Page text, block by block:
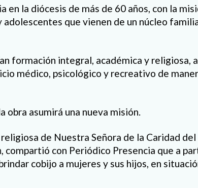
en la diócesis de más de 60 años, con la
adolescentes que vienen de un núcleo
formación integral, académica y religiosa,
médico, psicológico y recreativo de
obra asumirá una nueva misión.
de Nuestra Señora de la Caridad del
con Periódico Presencia que a
cobijo a mujeres y sus hijos, en